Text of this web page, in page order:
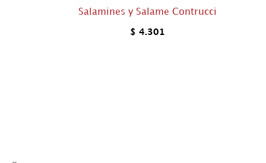
Salamines y Salame Contrucci
$ 4.301